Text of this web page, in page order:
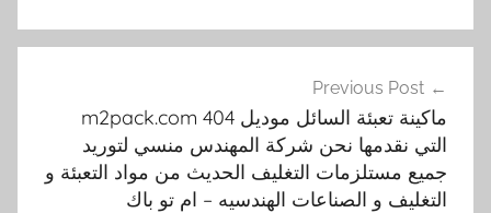
2
,
ل
المقالات
Previous Post
ماكينة تعبئة السائل موديل m2pack.com 404
التي نقدمها نحن شركة المهندس منسي لتوريد
جميع مستلزمات التغليف الحديث من مواد التعبئة و
التغليف و الصناعات الهندسيه – ام تو باك